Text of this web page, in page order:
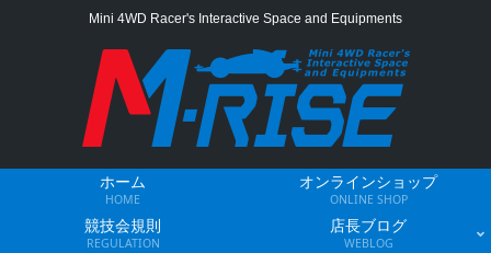
Mini 4WD Racer's Interactive Space and Equipments
ホーム
HOME
オンラインショップ
ONLINE SHOP
競技会規則
REGULATION
店長ブログ
WEBLOG